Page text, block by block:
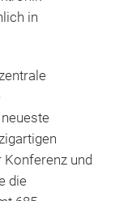
in
und
die